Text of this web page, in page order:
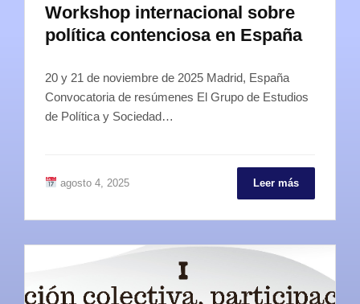
Workshop internacional sobre
política contenciosa en España
20 y 21 de noviembre de 2025 Madrid, España
Convocatoria de resúmenes El Grupo de Estudios
de Política y Sociedad…
agosto 4, 2025 Leer más